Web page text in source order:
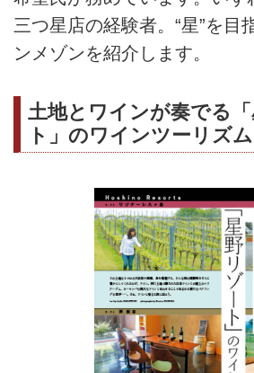
三つ星店の経験者。“星”を目
ンメゾンを紹介します。
土地とワインが奏でる
ト」のワインツーリズム